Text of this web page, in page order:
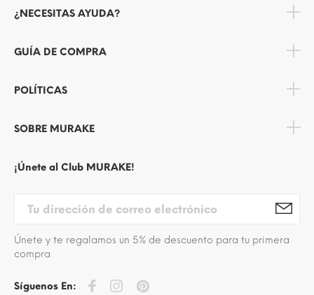
¿NECESITAS AYUDA?
GUÍA DE COMPRA
POLÍTICAS
SOBRE MURAKE
¡Únete al Club MURAKE!
Únete y te regalamos un 5% de descuento para tu primera
compra
Síguenos En: